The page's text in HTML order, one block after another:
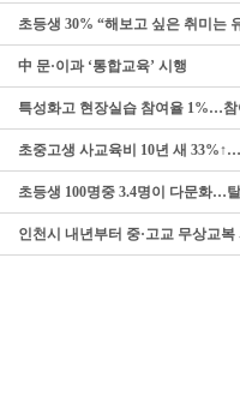
초등생 30% “해보고 싶은 취미는
中 문·이과 ‘통합교육’ 시행
특성화고 현장실습 참여율 1%…참
초중고생 사교육비 10년 새
초등생 100명중 3.4명이 다문화…
인천시 내년부터 중·고교 무상교